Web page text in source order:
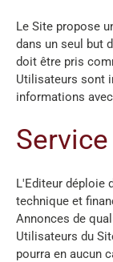
Le Site propose
dans un seul but
doit être pris
Utilisateurs sont
informations
L'Editeur déploie
technique et
Annonces de
Utilisateurs du
pourra en aucun